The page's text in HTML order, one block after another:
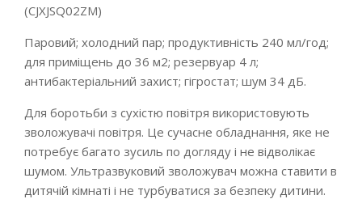
(CJXJSQ02ZM)
Паровий; холодний пар; продуктивність 240 мл/год;
для приміщень до 36 м2; резервуар 4 л;
антибактеріальний захист; гігростат; шум 34 дБ.
Для боротьби з сухістю повітря використовують
зволожувачі повітря. Це сучасне обладнання, яке не
потребує багато зусиль по догляду і не відволікає
шумом. Ультразвуковий зволожувач можна ставити в
дитячій кімнаті і не турбуватися за безпеку дитини.